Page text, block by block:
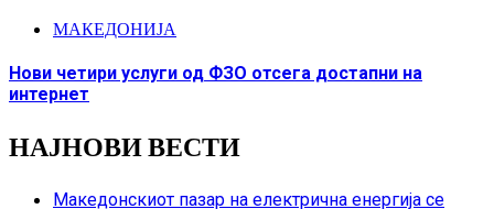
МАКЕДОНИЈА
Нови четири услуги од ФЗО отсега достапни на
интернет
НАЈНОВИ ВЕСТИ
Македонскиот пазар на електрична енергија се